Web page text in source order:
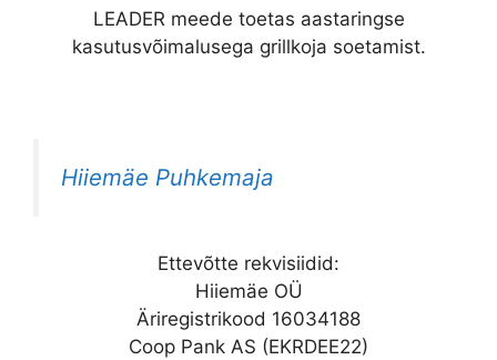
LEADER meede toetas aastaringse
kasutusvõimalusega grillkoja soetamist.
Hiiemäe Puhkemaja
Ettevõtte rekvisiidid:
Hiiemäe OÜ
Äriregistrikood 16034188
Coop Pank AS (EKRDEE22)